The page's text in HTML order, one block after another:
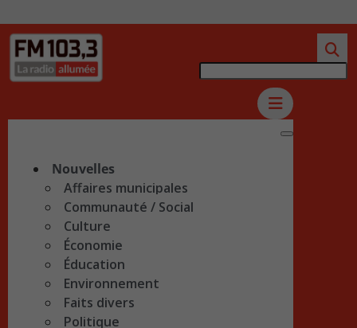
Nouvelles
Affaires municipales
Communauté / Social
Culture
Économie
Éducation
Environnement
Faits divers
Politique